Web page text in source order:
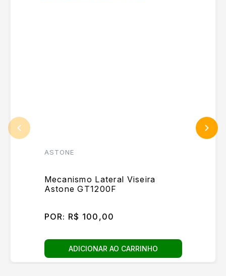
ASTONE
Mecanismo Lateral Viseira
Astone GT1200F
POR: R$ 100,00
ADICIONAR AO CARRINHO